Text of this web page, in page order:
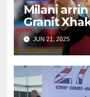
Milani
Granit
JUN 21, 2025